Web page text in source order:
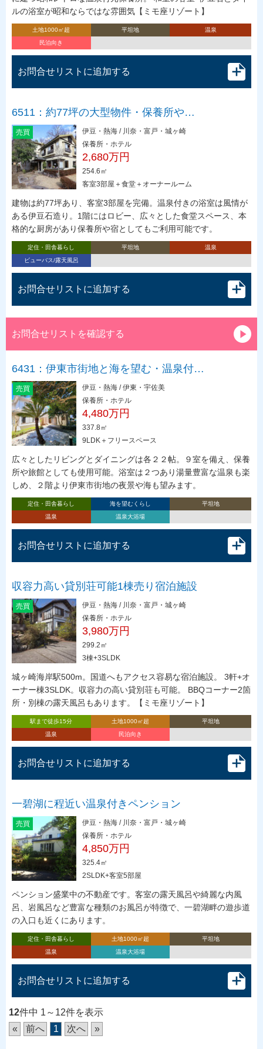
ルの浴室が昭和ならではな雰囲気【ミモ座リゾート】
土地1000㎡超 平坦地
温泉
民泊向き
お問合せリストに追加する
6511：約77坪の大型物件・保養所や…
売買
伊豆・熱海 / 川奈・富戸・城ヶ崎
保養所・ホテル
2,680万円
254.6㎡
客室3部屋＋食堂＋オーナールーム
建物は約77坪あり、客室3部屋を完備。温泉付きの浴室は風情が
ある伊豆石造り。1階にはロビー、広々とした食堂スペース、本
格的な厨房があり保養所や宿としてもご利用可能です。
定住・田舎暮らし 平坦地
温泉
ビューバス/露天風呂
お問合せリストに追加する
お問合せリストを確認する
6431：伊東市街地と海を望む・温泉付…
売買
伊豆・熱海 / 伊東・宇佐美
保養所・ホテル
4,480万円
337.8㎡
9LDK＋フリースペース
広々としたリビングとダイニングは各２２帖。９室を備え、保養
所や旅館としても使用可能。浴室は２つあり湯量豊富な温泉も楽
しめ、２階より伊東市街地の夜景や海も望みます。
定住・田舎暮らし 海を望むくらし
平坦地
温泉
温泉大浴場
お問合せリストに追加する
収容力高い貸別荘可能1棟売り宿泊施設
売買
伊豆・熱海 / 川奈・富戸・城ヶ崎
保養所・ホテル
3,980万円
299.2㎡
3棟+3SLDK
城ヶ崎海岸駅500m。国道へもアクセス容易な宿泊施設。 3軒+オ
ーナー棟3SLDK。収容力の高い貸別荘も可能。 BBQコーナー2箇
所・別棟の露天風呂もあります。【ミモ座リゾート】
駅まで徒歩15分 土地1000㎡超
平坦地
温泉
民泊向き
お問合せリストに追加する
一碧湖に程近い温泉付きペンション
売買
伊豆・熱海 / 川奈・富戸・城ヶ崎
保養所・ホテル
4,850万円
325.4㎡
2SLDK+客室5部屋
ペンション盛業中の不動産です。客室の露天風呂や綺麗な内風
呂、岩風呂など豊富な種類のお風呂が特徴で、一碧湖畔の遊歩道
の入口も近くにあります。
定住・田舎暮らし 土地1000㎡超
平坦地
温泉
温泉大浴場
お問合せリストに追加する
12件中 1～12件を表示
«
前へ 1 次へ »